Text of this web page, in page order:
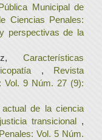
Municipal de
Ciencias Penales:
perspectivas de la
Características
, Revista
Vol. 9 Núm. 27 (9):
de la ciencia
transicional ,
Vol. 5 Núm.